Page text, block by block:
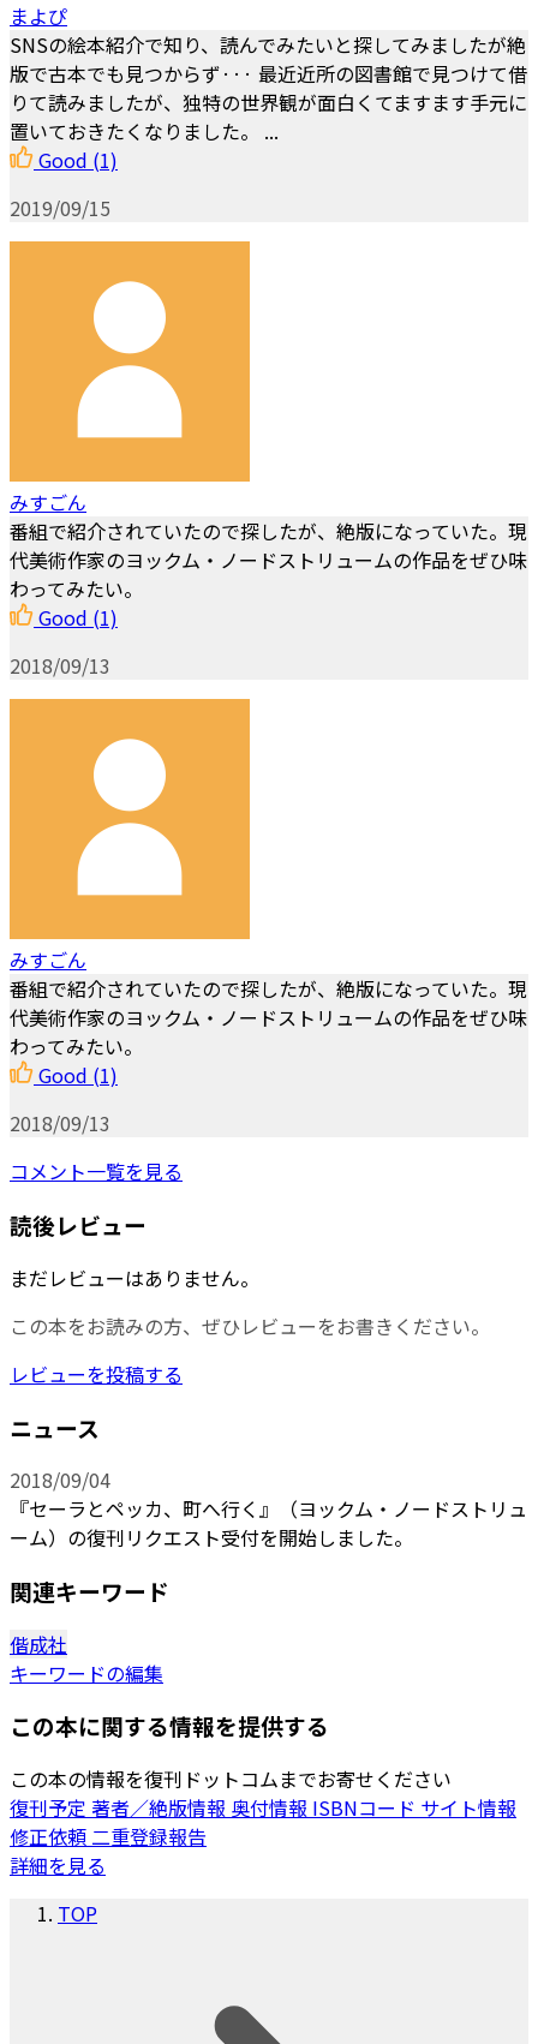
まよぴ
SNSの絵本紹介で知り、読んでみたいと探してみましたが絶
版で古本でも見つからず··· 最近近所の図書館で見つけて借
りて読みましたが、独特の世界観が面白くてますます手元に
置いておきたくなりました。 ...
Good (1)
2019/09/15
みすごん
番組で紹介されていたので探したが、絶版になっていた。現
代美術作家のヨックム・ノードストリュームの作品をぜひ味
わってみたい。
Good (1)
2018/09/13
みすごん
番組で紹介されていたので探したが、絶版になっていた。現
代美術作家のヨックム・ノードストリュームの作品をぜひ味
わってみたい。
Good (1)
2018/09/13
コメント一覧を見る
読後レビュー
まだレビューはありません。
この本をお読みの方、ぜひレビューをお書きください。
レビューを投稿する
ニュース
2018/09/04
『セーラとペッカ、町へ行く』（ヨックム・ノードストリュ
ーム）の復刊リクエスト受付を開始しました。
関連キーワード
偕成社
キーワードの編集
この本に関する情報を提供する
この本の情報を復刊ドットコムまでお寄せください
復刊予定 著者／絶版情報 奥付情報 ISBNコード サイト情報
修正依頼二重登録報告
詳細を見る
TOP